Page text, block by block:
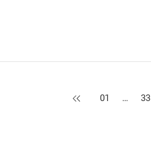
上一页
01 … 33